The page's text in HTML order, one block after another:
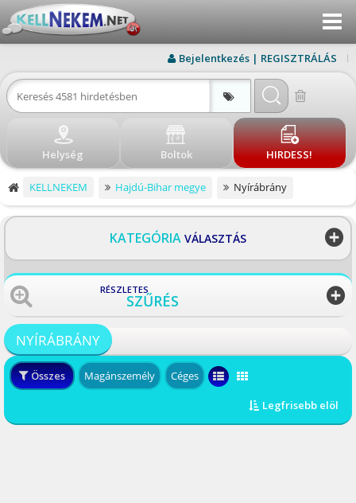
Menu
BEJELENTKEZÉS
REGISZTRÁLÁS
VISSZA
Bejelentkezés | REGISZTRÁLÁS
Helység Boltok HIRDESS!
KELLNEKEM Hajdú-Bihar megye Nyírábrány
KATEGÓRIA VÁLASZTÁS
RÉSZLETES
SZŰRÉS
NYÍRÁBRÁNY
Összes Magánszemély Céges
Legfrisebb elöl